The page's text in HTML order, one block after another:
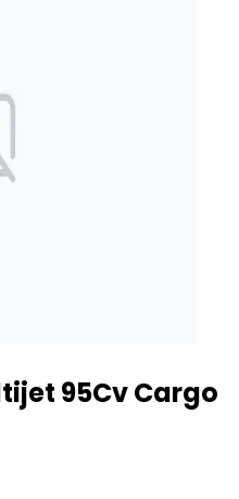
95Cv Cargo